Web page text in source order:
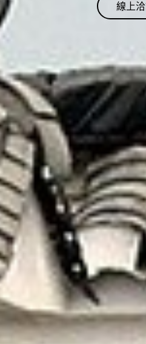
藉由這一切更加認識 —
另一
就讓我們為您安
線上洽